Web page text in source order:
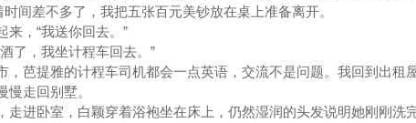
时间差不多了，我把五张百元美钞放在桌上准备离开。
来，“我送你回去。”
了，我坐计程车回去。”
，芭提雅的计程车司机都会一点英语，交流不是问题。我回到出租
慢走回别墅。
走进卧室，白颖穿着浴袍坐在床上，仍然湿润的头发说明她刚刚洗完